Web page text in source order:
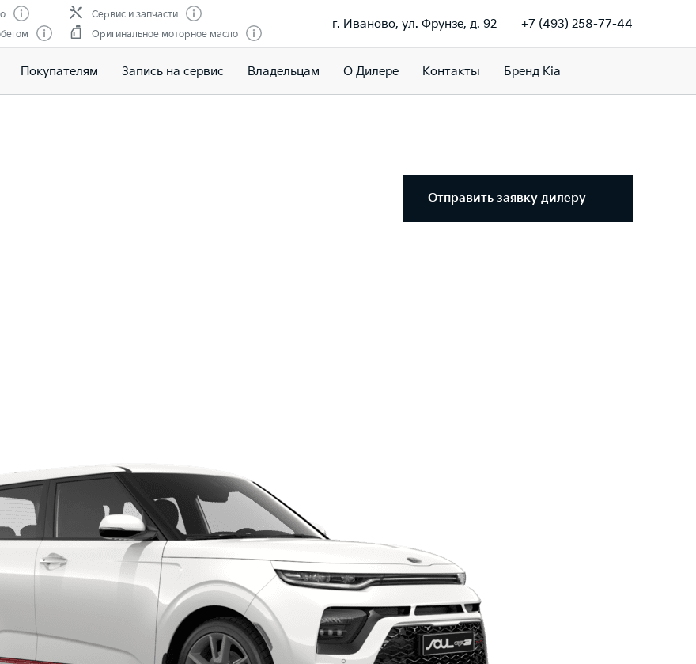
Сервис и запчасти
Оригинальное моторное масло
г. Иваново, ул. Фрунзе, д. 92 +7 (493) 258-77-44
Покупателям Запись на сервис Владельцам О Дилере Контакты Бренд Kia
Отправить заявку дилеру